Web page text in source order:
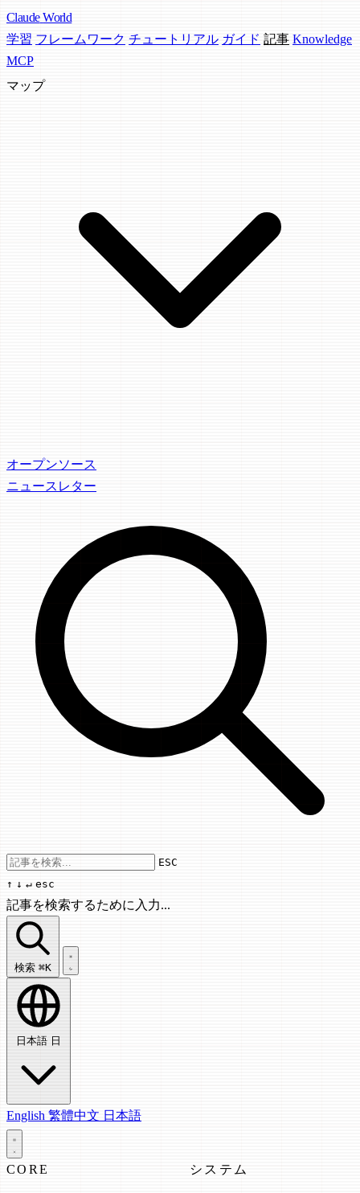
Claude World
学習 フレームワーク チュートリアル ガイド 記事 Knowledge
MCP
マップ
オープンソース
ニュースレター
Use arrow keys to navigate results,
ESC
↑ ↓ ↵ esc
記事を検索するために入力...
記事を検索...
検索 ⌘K
日本語 日
English 繁體中文 日本語
CORE システム